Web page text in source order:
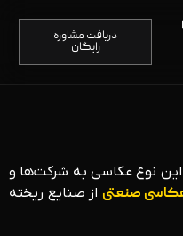
دریافت مشاوره
رایگان
این نوع عکاسی به شرکت‌ها و
صنعتی از صنایع ریخته‌